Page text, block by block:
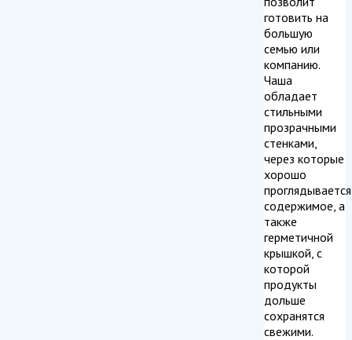
готовить на
большую
семью или
компанию.
Чаша
обладает
стильными
прозрачными
стенками,
через которые
хорошо
проглядывается
содержимое, а
также
герметичной
крышкой, с
которой
продукты
дольше
сохранятся
свежими.